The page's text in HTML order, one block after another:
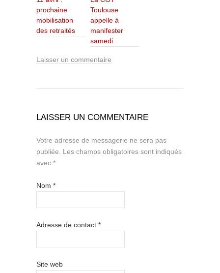
prochaine
mobilisation
des retraités
Toulouse
appelle à
manifester
samedi
Laisser un commentaire
LAISSER UN COMMENTAIRE
Votre adresse de messagerie ne sera pas
publiée.
Les champs obligatoires sont indiqués
avec *
Nom *
Adresse de contact *
Site web